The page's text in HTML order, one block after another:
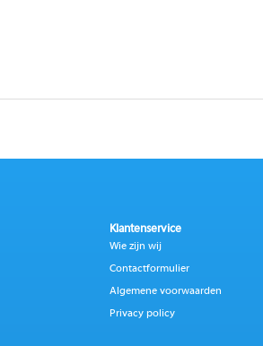
Klantenservice
Wie zijn wij
Contactformulier
Algemene voorwaarden
Privacy policy